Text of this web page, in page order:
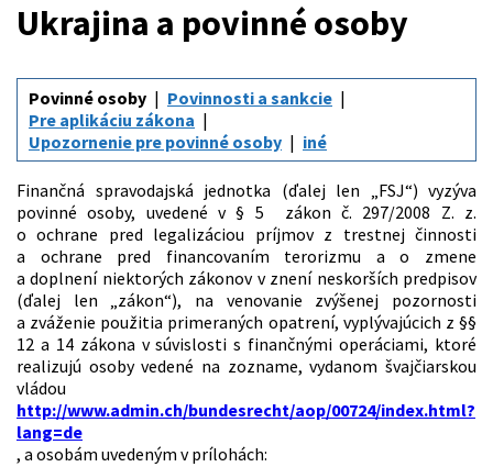
Ukrajina a povinné osoby
Povinné osoby
Povinnosti a sankcie
Pre aplikáciu zákona
Upozornenie pre povinné osoby
iné
Finančná spravodajská jednotka (ďalej len „FSJ“) vyzýva
povinné osoby, uvedené v § 5 zákon č. 297/2008 Z. z.
o ochrane pred legalizáciou príjmov z trestnej činnosti
a ochrane pred financovaním terorizmu a o zmene
a doplnení niektorých zákonov v znení neskorších predpisov
(ďalej len „zákon“), na venovanie zvýšenej pozornosti
a zváženie použitia primeraných opatrení, vyplývajúcich z §§
12 a 14 zákona v súvislosti s finančnými operáciami, ktoré
realizujú osoby vedené na zozname, vydanom švajčiarskou
vládou
http://www.admin.ch/bundesrecht/aop/00724/index.html?
lang=de
, a osobám uvedeným v prílohách: